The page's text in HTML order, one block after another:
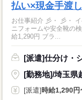
払い×現金手渡
お仕事紹介 彡・ 彡・
ニフォームや安全靴の
給1,290円 ブラ...
[派遣]仕分け・
[勤務地]/埼玉県
[派遣]時給1,290円